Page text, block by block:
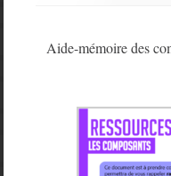
Aide-mémoire des